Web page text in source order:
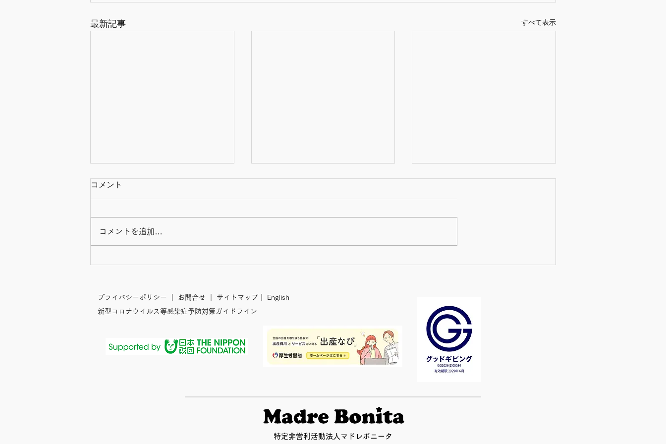
最新記事 すべて表示
む産後ケア啓発プロジェク
コメント
コメントを追加…
プライバシーポリシー お問合せ サイトマップ
English
新型コロナウイルス等感染症予防対策ガイドライン
特定非営利活動法人マドレボニータ